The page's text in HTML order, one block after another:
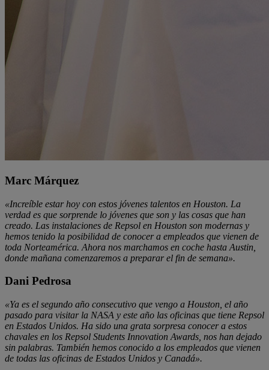
Marc Márquez
«Increíble estar hoy con estos jóvenes talentos en Houston. La
verdad es que sorprende lo jóvenes que son y las cosas que han
creado. Las instalaciones de Repsol en Houston son modernas y
hemos tenido la posibilidad de conocer a empleados que vienen de
toda Norteamérica. Ahora nos marchamos en coche hasta Austin,
donde mañana comenzaremos a preparar el fin de semana».
Dani Pedrosa
«Ya es el segundo año consecutivo que vengo a Houston, el año
pasado para visitar la NASA y este año las oficinas que tiene Repsol
en Estados Unidos. Ha sido una grata sorpresa conocer a estos
chavales en los Repsol Students Innovation Awards, nos han dejado
sin palabras. También hemos conocido a los empleados que vienen
de todas las oficinas de Estados Unidos y Canadá».